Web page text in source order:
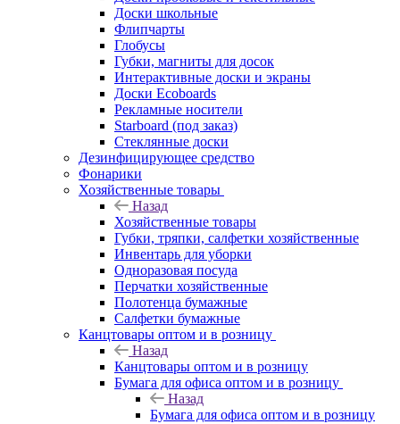
Доски школьные
Флипчарты
Глобусы
Губки, магниты для досок
Интерактивные доски и экраны
Доски Ecoboards
Рекламные носители
Starboard (под заказ)
Стеклянные доски
Дезинфицирующее средство
Фонарики
Хозяйственные товары
Назад
Хозяйственные товары
Губки, тряпки, салфетки хозяйственные
Инвентарь для уборки
Одноразовая посуда
Перчатки хозяйственные
Полотенца бумажные
Салфетки бумажные
Канцтовары оптом и в розницу
Назад
Канцтовары оптом и в розницу
Бумага для офиса оптом и в розницу
Назад
Бумага для офиса оптом и в розницу